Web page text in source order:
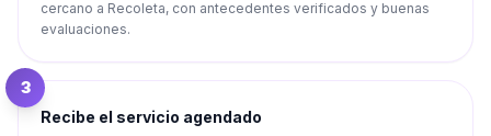
cercano a Recoleta, con antecedentes verificados y buenas
evaluaciones.
3
Recibe el servicio agendado